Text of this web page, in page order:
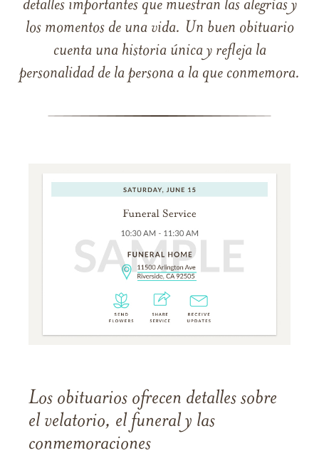
detalles importantes que muestran las alegrías y
los momentos de una vida. Un buen obituario
cuenta una historia única y refleja la
personalidad de la persona a la que conmemora.
Los obituarios ofrecen detalles sobre
el velatorio, el funeral y las
conmemoraciones